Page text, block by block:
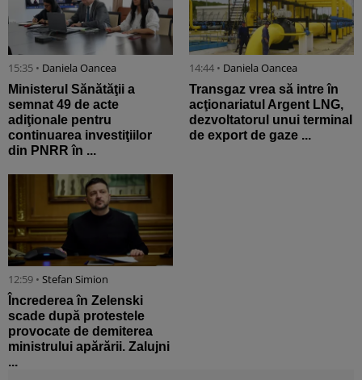
15:35 • Daniela Oancea
Ministerul Sănătăţii a
semnat 49 de acte
adiţionale pentru
continuarea investiţiilor
din PNRR în ...
14:44 • Daniela Oancea
Transgaz vrea să intre în
acţionariatul Argent LNG,
dezvoltatorul unui terminal
de export de gaze ...
12:59 • Stefan Simion
Încrederea în Zelenski
scade după protestele
provocate de demiterea
ministrului apărării. Zalujni
...